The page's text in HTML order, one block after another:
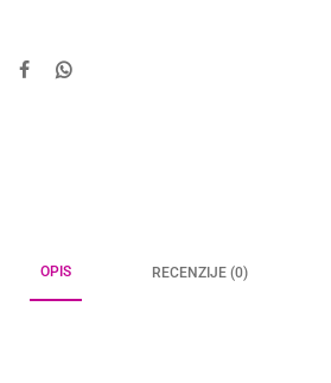
OPIS RECENZIJE (0)